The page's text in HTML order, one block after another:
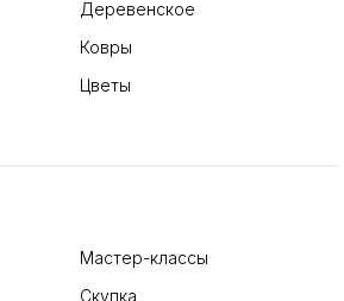
Деревенское
Ковры
Цветы
Мастер-классы
Скупка